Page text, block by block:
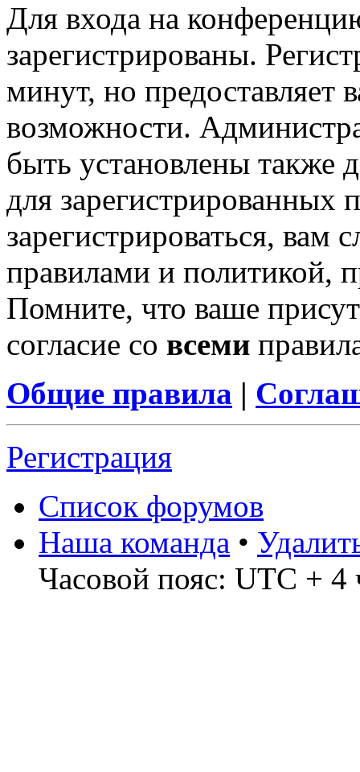
Для входа на
зарегистрированы.
минут, но предоставляет
возможности.
быть установлены также
для зарегистрированных
зарегистрироваться, вам
правилами и политикой,
Помните, что ваше
согласие со всеми
Общие правила |
Регистрация
Список форумов
Наша команда •
Часовой пояс: UTC + 4